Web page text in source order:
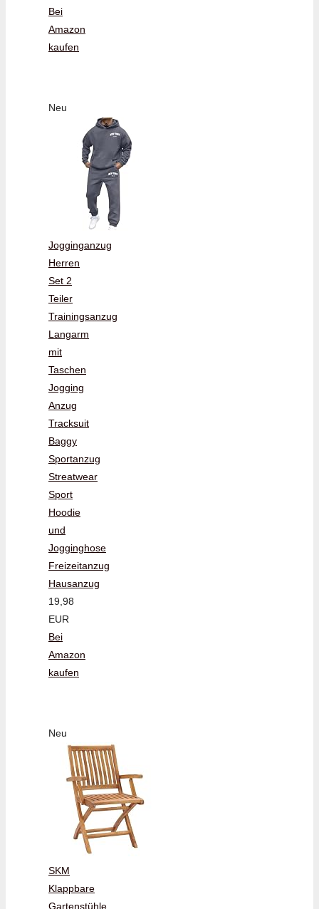
Bei
Amazon
kaufen
Neu
Jogginganzug
Herren
Set 2
Teiler
Trainingsanzug
Langarm
mit
Taschen
Jogging
Anzug
Tracksuit
Baggy
Sportanzug
Streatwear
Sport
Hoodie
und
Jogginghose
Freizeitanzug
Hausanzug
19,98
EUR
Bei
Amazon
kaufen
Neu
SKM
Klappbare
Gartenstühle